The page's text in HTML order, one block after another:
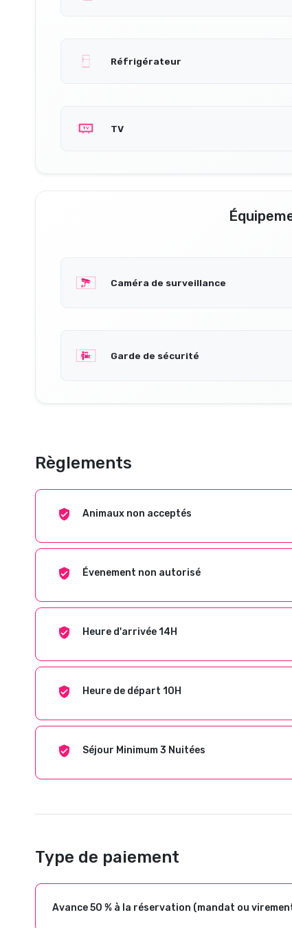
Réfrigérateur
TV
Caméra de surveillance
Garde de sécurité
Règlements
Animaux non acceptés
Évenement non autorisé
Heure d'arrivée 14H
Heure de départ 10H
Séjour Minimum 3 Nuitées
Type de paiement
Avance 50 % à la réservation (mandat ou